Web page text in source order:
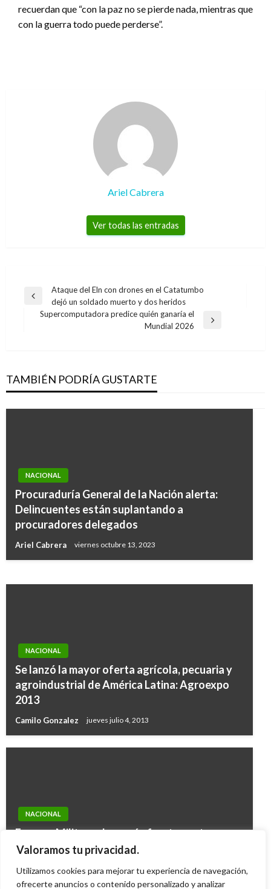
Valoramos tu privacidad.
Utilizamos cookies para mejorar tu experiencia de navegación,
ofrecerte anuncios o contenido personalizado y analizar
recuerdan que “con la paz no se pierde nada, mientras que
con la guerra todo puede perderse”.
Ariel Cabrera
Ver todas las entradas
Navegación
Entrada
anterior
Ataque del Eln con drones en el Catatumbo
dejó un soldado muerto y dos heridos
Supercomputadora predice quién ganaría el
Mundial 2026
TAMBIÉN PODRÍA GUSTARTE
NACIONAL
Procuraduría General de la Nación alerta:
Delincuentes están suplantando a
procuradores delegados
Ariel Cabrera viernes octubre 13, 2023
Ministerio de Ambiente delimita cinco nuevos
páramos para beneficiar a más de 6 millones de
NACIONAL
Se lanzó la mayor oferta agrícola, pecuaria y
agroindustrial de América Latina: Agroexpo
2013
Camilo Gonzalez jueves julio 4, 2013
NACIONAL
Fuerzas Militares lanzarán fuerte contra-
ofensiva contra guerrilla y bandas criminales
Ariel Cabrera domingo agosto 17, 2014